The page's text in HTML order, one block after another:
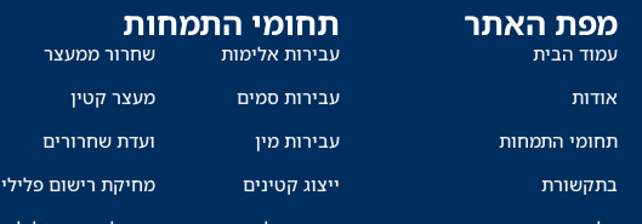
מפת האתר
עמוד הבית
אודות
תחומי התמחות
בתקשורת
תחומי התמחות
עבירות אלימות
עבירות סמים
עבירות מין
ייצוג קטינים
שחרור ממעצר
מעצר קטין
ועדת שחרורים
מחיקת רישום פלילי